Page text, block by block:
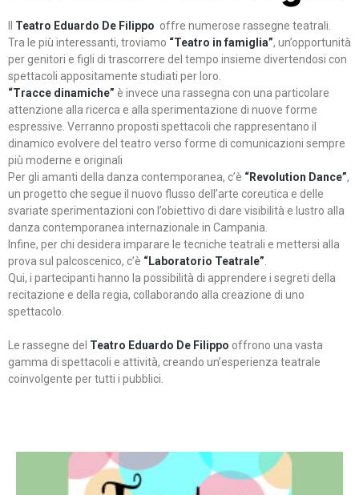
Teatro Eduardo De Filippo offre numerose rassegne teatrali.
Tra le più interessanti, troviamo “Teatro in famiglia”, un’opportunità
per genitori e figli di trascorrere del tempo insieme divertendosi con
spettacoli appositamente studiati per loro.
“Tracce dinamiche” è invece una rassegna con una particolare
attenzione alla ricerca e alla sperimentazione di nuove forme
espressive. Verranno proposti spettacoli che rappresentano il
dinamico evolvere del teatro verso forme di comunicazioni sempre
più moderne e originali
Per gli amanti della danza contemporanea, c’è “Revolution Dance”,
un progetto che segue il nuovo flusso dell’arte coreutica e delle
svariate sperimentazioni con l’obiettivo di dare visibilità e lustro alla
danza contemporanea internazionale in Campania.
Infine, per chi desidera imparare le tecniche teatrali e mettersi alla
prova sul palcoscenico, c’è “Laboratorio Teatrale”
Qui, i partecipanti hanno la possibilità di apprendere i segreti della
recitazione e della regia, collaborando alla creazione di uno
spettacolo.
Le rassegne del Teatro Eduardo De Filippo offrono una vasta
gamma di spettacoli e attività, creando un’esperienza teatrale
coinvolgente per tutti i pubblici.